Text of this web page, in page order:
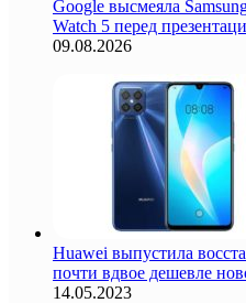
Google высмеяла
Watch 5 перед
09.08.2026
Huawei выпустила
почти вдвое дешевле
14.05.2023